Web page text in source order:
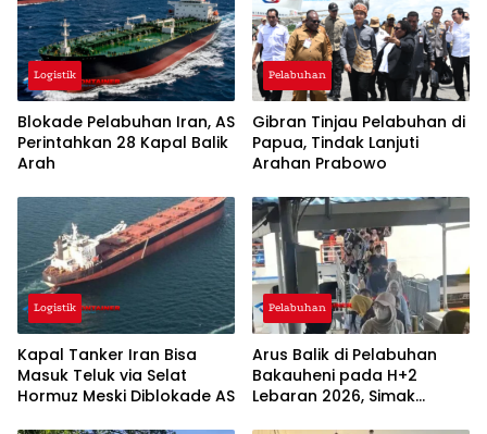
Logistik
Blokade Pelabuhan Iran, AS
Perintahkan 28 Kapal Balik
Arah
Pelabuhan
Gibran Tinjau Pelabuhan di
Papua, Tindak Lanjuti
Arahan Prabowo
Logistik
Kapal Tanker Iran Bisa
Masuk Teluk via Selat
Hormuz Meski Diblokade AS
Pelabuhan
Arus Balik di Pelabuhan
Bakauheni pada H+2
Lebaran 2026, Simak